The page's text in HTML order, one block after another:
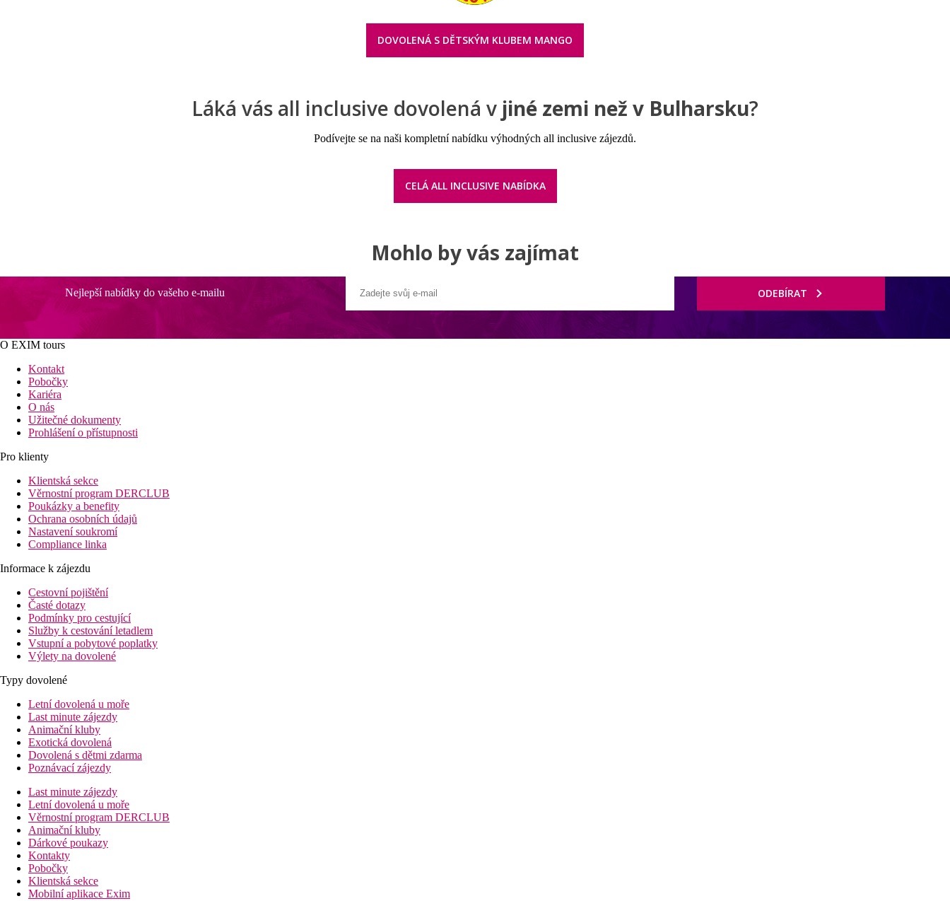
DOVOLENÁ S DĚTSKÝM KLUBEM MANGO
Láká vás all inclusive dovolená v jiné zemi než v Bulharsku?
Podívejte se na naši kompletní nabídku výhodných all inclusive zájezdů.
CELÁ ALL INCLUSIVE NABÍDKA
Mohlo by vás zajímat
Nejlepší nabídky do vašeho e-mailu ODEBÍRAT
O EXIM tours
Kontakt
Pobočky
Kariéra
O nás
Užitečné dokumenty
Prohlášení o přístupnosti
Pro klienty
Klientská sekce
Věrnostní program DERCLUB
Poukázky a benefity
Ochrana osobních údajů
Nastavení soukromí
Compliance linka
Informace k zájezdu
Cestovní pojištění
Časté dotazy
Podmínky pro cestující
Služby k cestování letadlem
Vstupní a pobytové poplatky
Výlety na dovolené
Typy dovolené
Letní dovolená u moře
Last minute zájezdy
Animační kluby
Exotická dovolená
Dovolená s dětmi zdarma
Poznávací zájezdy
Last minute zájezdy
Letní dovolená u moře
Věrnostní program DERCLUB
Animační kluby
Dárkové poukazy
Kontakty
Pobočky
Klientská sekce
Mobilní aplikace Exim